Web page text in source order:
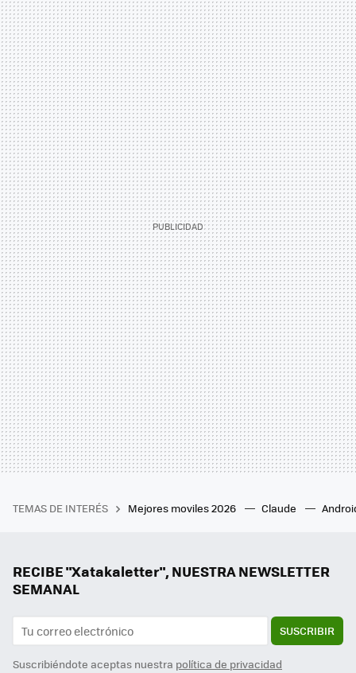
TEMAS DE INTERÉS Mejores moviles 2026 Claude
RECIBE "Xatakaletter", NUESTRA NEWSLETTER
SEMANAL
SUSCRIBIR
Suscribiéndote aceptas nuestra política de privacidad